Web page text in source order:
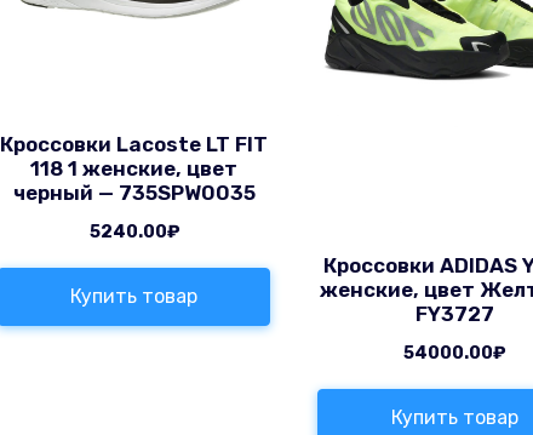
Кроссовки Lacoste LT FIT
118 1 женские, цвет
черный — 735SPW0035
5240.00₽
Купить товар
Кроссовки ADIDAS
женские, цвет
FY3727
54000.00₽
Купить товар